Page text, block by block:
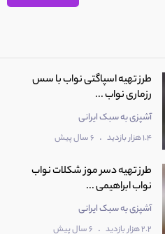
طرز تهیه اسپاگتی نواب با سس
رزماری نواب ...
آشپزی به سبک ایرانی
1.4 هزار بازدید . 6 سال پیش
طرز تهیه دسر موز شکلات نواب
نواب ابراهیمی ...
آشپزی به سبک ایرانی
2.2 هزار بازدید . 6 سال پیش